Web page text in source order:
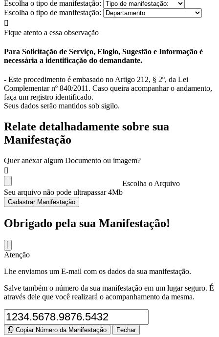
Escolha o tipo de manifestação:
Escolha o tipo de manifestação:
Fique atento a essa observação
Para Solicitação de Serviço, Elogio, Sugestão e Informação é
necessária a identificação do demandante.
- Este procedimento é embasado no Artigo 212, § 2º, da Lei
Complementar nº 840/2011. Caso queira acompanhar o andamento,
faça um registro identificado.
Seus dados serão mantidos sob sigilo.
Relate detalhadamente sobre sua
Manifestação
Quer anexar algum Documento ou imagem?
Escolha o Arquivo
Seu arquivo não pode ultrapassar 4Mb
Cadastrar Manifestação
Obrigado pela sua Manifestação!
Atenção
Lhe enviamos um E-mail com os dados da sua manifestação.
Salve também o número da sua manifestação em um lugar seguro. É
através dele que você realizará o acompanhamento da mesma.
Copiar Número da Manifestação Fechar